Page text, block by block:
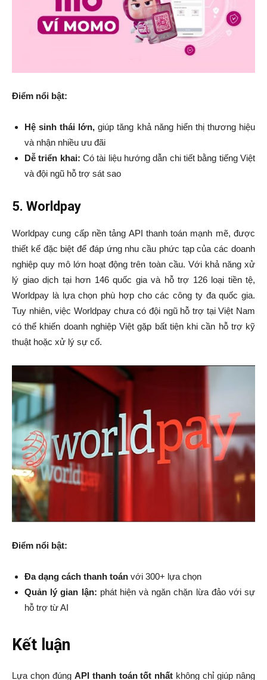
Điểm nổi bật:
Hệ sinh thái lớn,giúp tăng khả năng hiển thị thương hiệu
và nhận nhiều ưu đãi
Dễ triển khai: Có tài liệu hướng dẫn chi tiết bằng tiếng Việt
và đội ngũ hỗ trợ sát sao
5. Worldpay
Worldpay cung cấp nền tảng API thanh toán mạnh mẽ, được
thiết kế đặc biệt để đáp ứng nhu cầu phức tạp của các doanh
nghiệp quy mô lớn hoạt động trên toàn cầu. Với khả năng xử
lý giao dịch tại hơn 146 quốc gia và hỗ trợ 126 loại tiền tệ,
Worldpay là lựa chọn phù hợp cho các công ty đa quốc gia.
Tuy nhiên, việc Worldpay chưa có đội ngũ hỗ trợ tại Việt Nam
có thể khiến doanh nghiệp Việt gặp bất tiện khi cần hỗ trợ kỹ
thuật hoặc xử lý sự cố.
Điểm nổi bật:
Đa dạng cách thanh toán với 300+ lựa chọn
Quản lý gian lận: phát hiện và ngăn chặn lừa đảo với sự
hỗ trợ từ AI
Kết luận
Lựa chọn đúng API thanh toán tốt nhất không chỉ giúp nâng